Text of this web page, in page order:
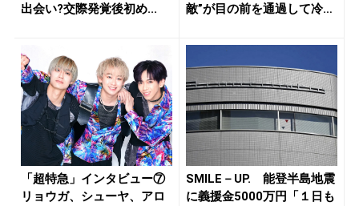
出会い?交際発覚後初め...
敵”が目の前を通過して冷や
「超特急」インタビュー⑦
リョウガ、シューヤ、アロ
SMILE－UP. 能登半島地震
に義援金5000万円「１日も